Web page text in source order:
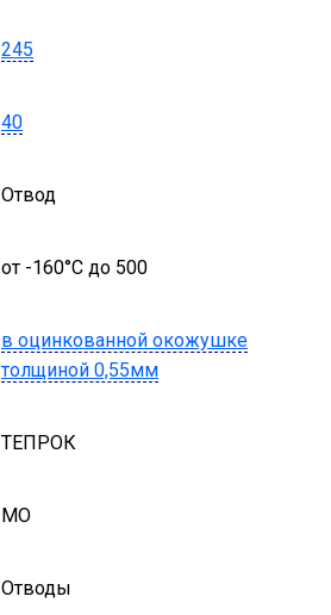
245
40
Отвод
от -160°С до 500
в оцинкованной окожушке
толщиной 0,55мм
ТЕПРОК
MO
Отводы